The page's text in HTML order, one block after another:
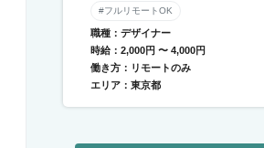
#フルリモートOK
職種：デザイナー
時給：2,000円 〜 4,000円
働き方：リモートのみ
エリア：東京都